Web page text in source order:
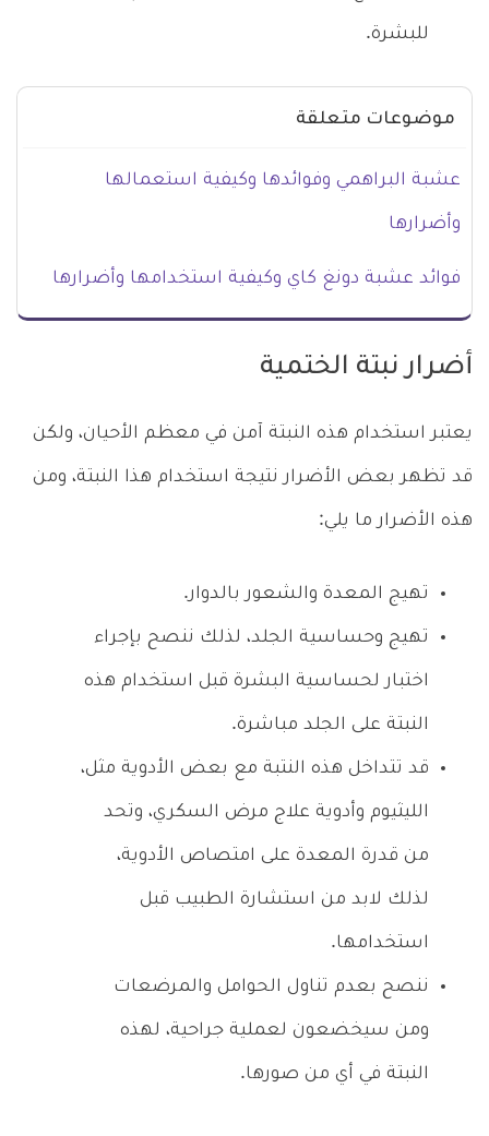
للبشرة.
موضوعات متعلقة
عشبة البراهمي وفوائدها وكيفية استعمالها
وأضرارها
فوائد عشبة دونغ كاي وكيفية استخدامها وأضرارها
أضرار نبتة الختمية
يعتبر استخدام هذه النبتة آمن في معظم الأحيان، ولكن
قد تظهر بعض الأضرار نتيجة استخدام هذا النبتة، ومن
هذه الأضرار ما يلي:
تهيج المعدة والشعور بالدوار.
تهيج وحساسية الجلد، لذلك ننصح بإجراء
اختبار لحساسية البشرة قبل استخدام هذه
النبتة على الجلد مباشرة.
قد تتداخل هذه النتبة مع بعض الأدوية مثل،
الليثيوم وأدوية علاج مرض السكري، وتحد
من قدرة المعدة على امتصاص الأدوية،
لذلك لابد من استشارة الطبيب قبل
استخدامها.
ننصح بعدم تناول الحوامل والمرضعات
ومن سيخضعون لعملية جراحية، لهذه
النبتة في أي من صورها.